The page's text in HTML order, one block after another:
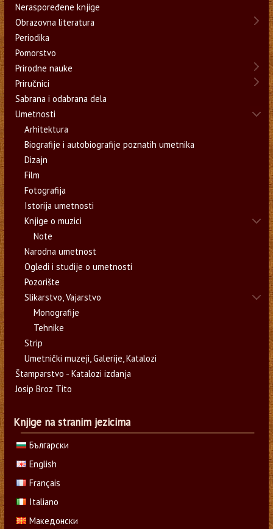
Neraspoređene knjige
Obrazovna literatura
Periodika
Pomorstvo
Prirodne nauke
Priručnici
Sabrana i odabrana dela
Umetnosti
Arhitektura
Biografije i autobiografije poznatih umetnika
Dizajn
Film
Fotografija
Istorija umetnosti
Knjige o muzici
Note
Narodna umetnost
Ogledi i studije o umetnosti
Pozorište
Slikarstvo, Vajarstvo
Monografije
Tehnike
Strip
Umetnički muzeji, Galerije, Katalozi
Štamparstvo - Katalozi izdanja
Josip Broz Tito
Knjige na stranim jezicima
Български
English
Français
Italiano
Македонски